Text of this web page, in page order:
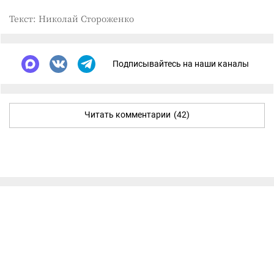
Текст: Николай Стороженко
Подписывайтесь на наши каналы
Читать комментарии (42)